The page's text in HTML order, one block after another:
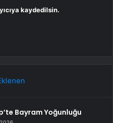
kaydedilsin.
Bayram Yoğunluğu